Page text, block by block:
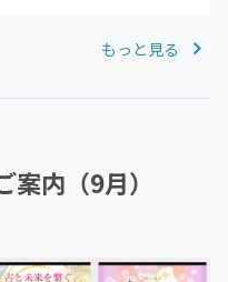
もっと見る
内（9月）